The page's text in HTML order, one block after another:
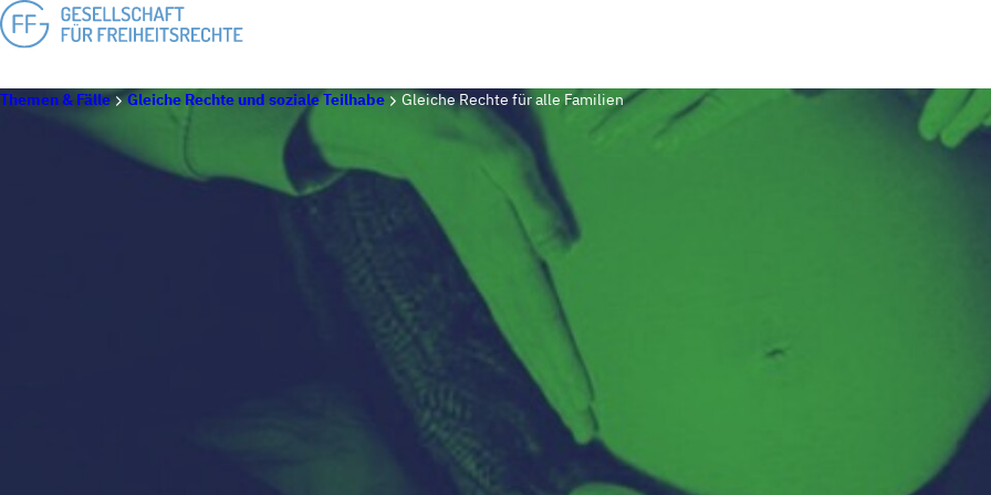
Themen & Fälle Gleiche Rechte und soziale Teilhabe Gleiche Rechte für alle Familien